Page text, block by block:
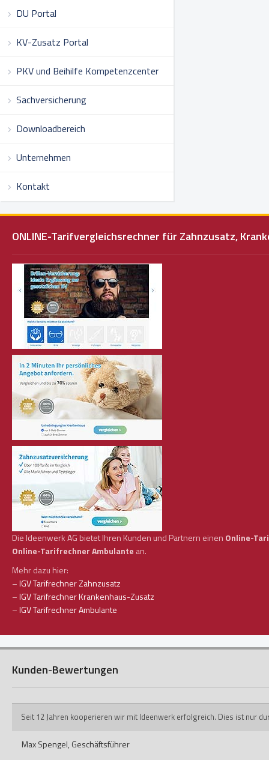
DU Portal
KV-Zusatz Portal
PKV und Beihilfe Kompetenzcenter
Sachversicherung
Downloadbereich
Unternehmen
Kontakt
ONLINE-Tarifvergleichsrechner für Zahnzusatz,
Die Ideenwerk AG bietet Ihren Kunden und Partnern einen Online-
Online-Tarifrechner Ambulante an.
Mehr dazu hier:
–IGV Tarifrechner Zahnzusatz
–IGV Tarifrechner Krankenhaus-Zusatz
–IGV Tarifrechner Ambulante
Kunden-Bewertungen
Seit 12 Jahren kooperieren wir mit Ideenwerk erfolgreich. Dies ist nur
Max Spengel, Geschäftsführer